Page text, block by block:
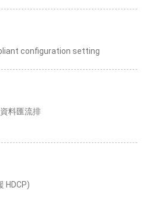
configuration setting
料匯流排
HDCP)